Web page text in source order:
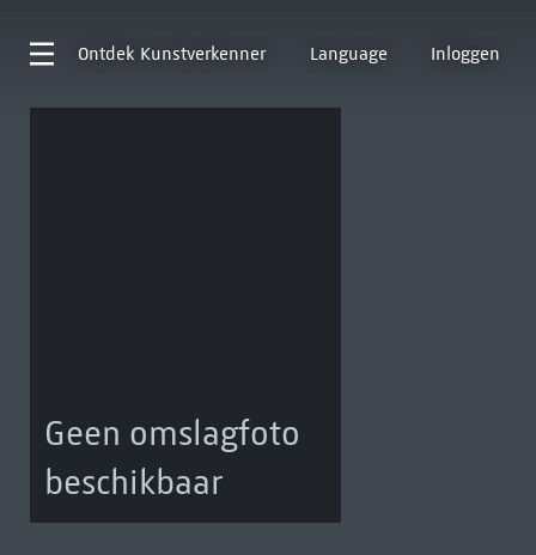
Ontdek Kunstverkenner Language Inloggen
Geen omslagfoto
beschikbaar